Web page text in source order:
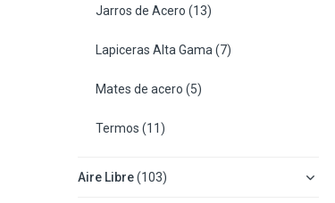
Jarros de Acero (13)
Lapiceras Alta Gama (7)
Mates de acero (5)
Termos (11)
Aire Libre(103)